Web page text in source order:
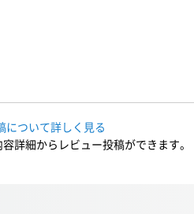
について詳しく見る
詳細からレビュー投稿ができます。